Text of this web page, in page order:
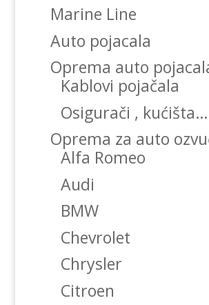
Marine Line
Auto pojacala
Oprema auto
Kablovi pojačala
Osigurači , kućišta…
Oprema za auto
Alfa Romeo
Audi
BMW
Chevrolet
Chrysler
Citroen